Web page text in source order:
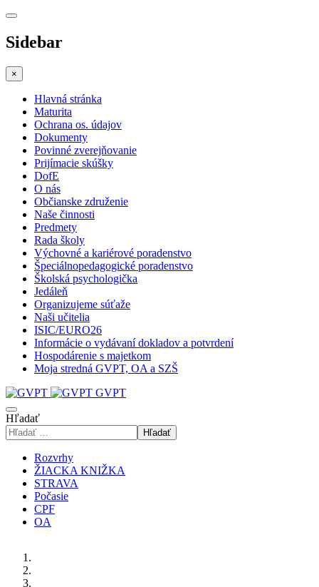
Sidebar
×
Hlavná stránka
Maturita
Ochrana os. údajov
Dokumenty
Povinné zverejňovanie
Prijímacie skúšky
DofE
O nás
Občianske združenie
Naše činnosti
Predmety
Rada školy
Výchovné a kariérové poradenstvo
Špeciálnopedagogické poradenstvo
Školská psychologička
Jedáleň
Organizujeme súťaže
Naši učitelia
ISIC/EURO26
Informácie o vydávaní dokladov a potvrdení
Hospodárenie s majetkom
Moja stredná GVPT, OA a SZŠ
GVPT
Hľadať
Hľadať
Rozvrhy
ŽIACKA KNIŽKA
STRAVA
Počasie
CPF
OA